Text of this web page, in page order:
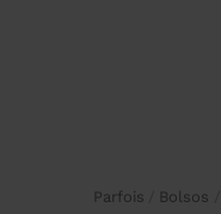
Parfois Bolsos